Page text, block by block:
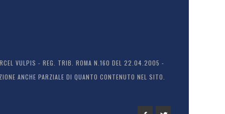
VULPIS - REG. TRIB. ROMA N.160 DEL 22.04.2005 -
ANCHE PARZIALE DI QUANTO CONTENUTO NEL SITO.